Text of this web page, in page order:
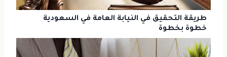
طريقة التحقيق في النيابة العامة في السعودية
خطوة بخطوة